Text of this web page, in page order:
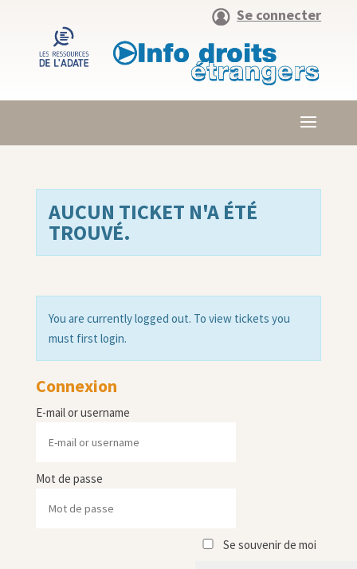
Se connecter
AUCUN TICKET N'A ÉTÉ
TROUVÉ.
You are currently logged out. To view tickets you
must first login.
Connexion
E-mail or username
Mot de passe
Se souvenir de moi